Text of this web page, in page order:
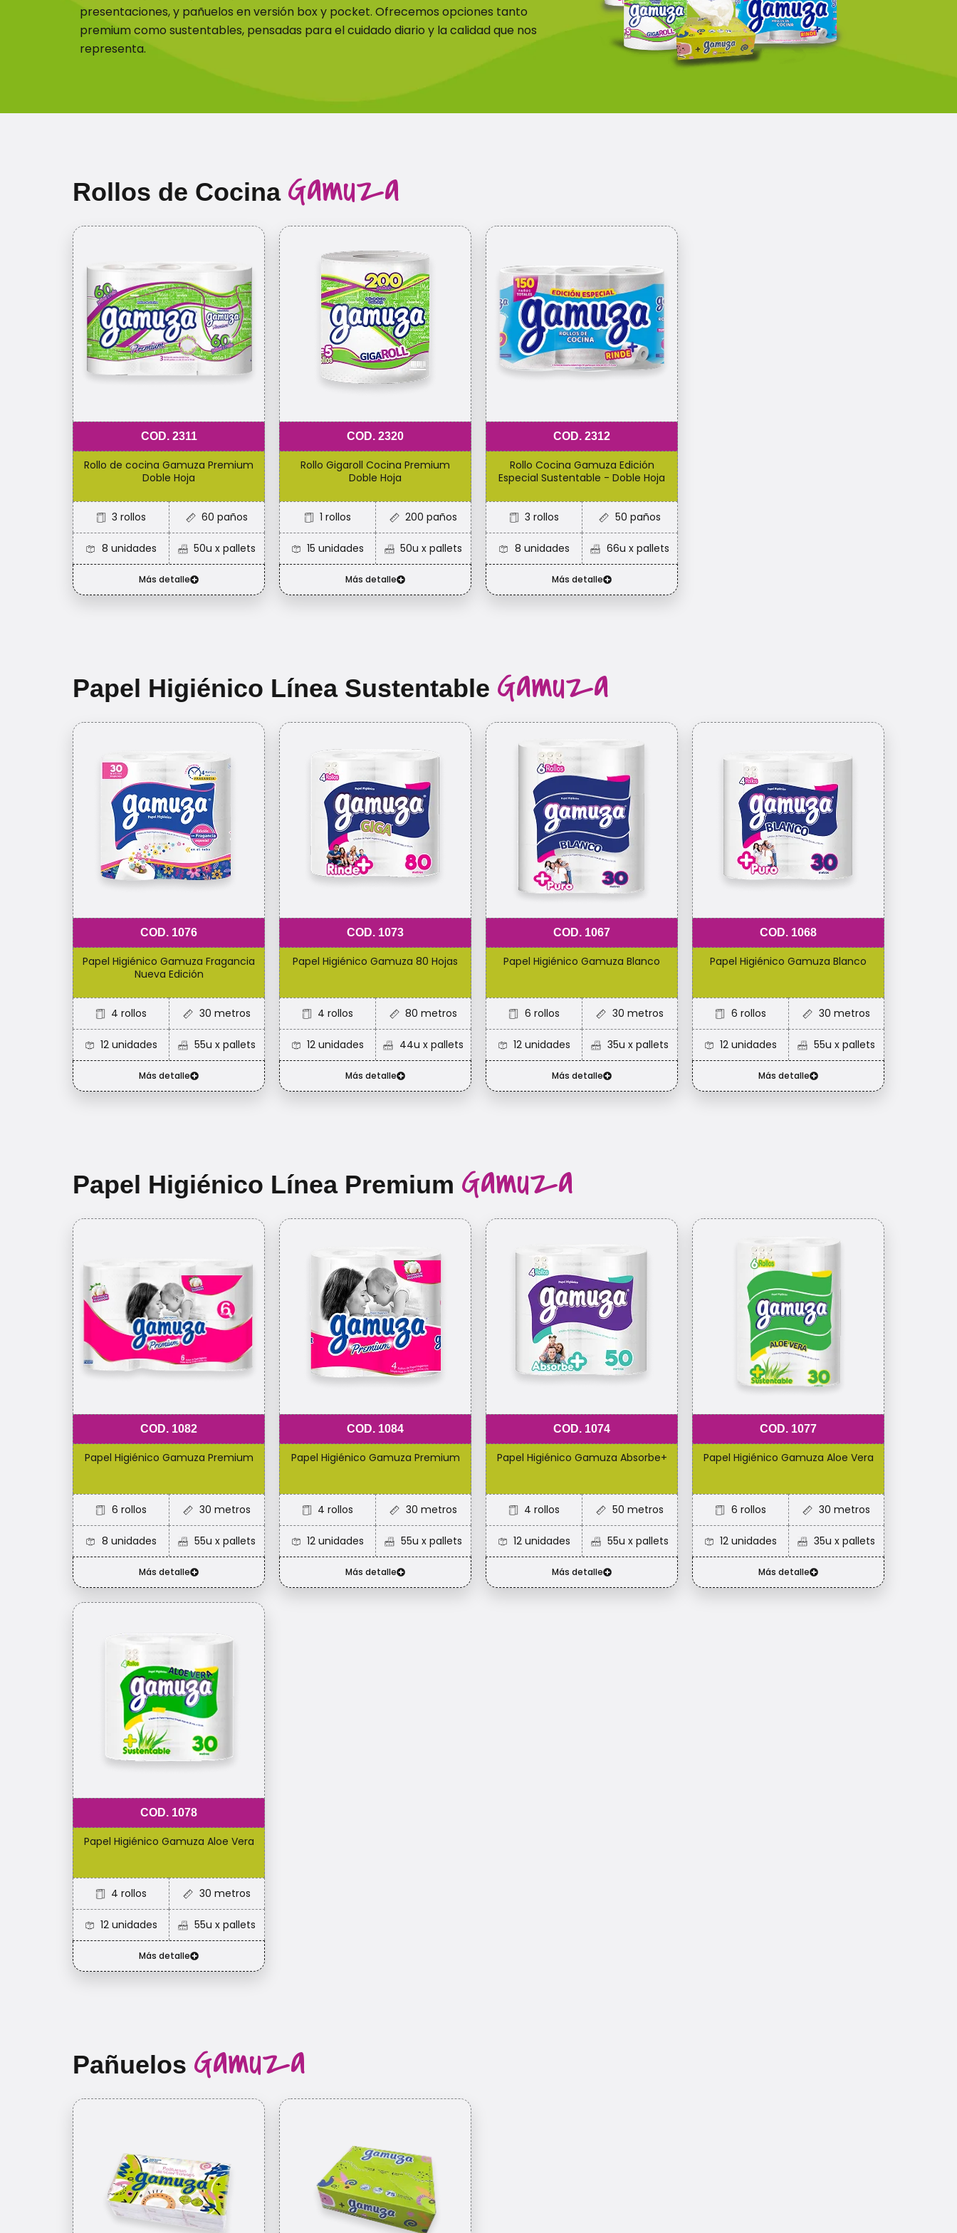
presentaciones, y pañuelos en versión box y pocket. Ofrecemos opciones tanto
premium como sustentables, pensadas para el cuidado diario y la calidad que nos
representa.
Rollos de Cocina Gamuza
COD. 2311
Rollo de cocina Gamuza Premium
Doble Hoja
3 rollos​ 60 paños​
8 unidades 50u x pallets
Más detalle
COD. 2320
Rollo Gigaroll Cocina Premium
Doble Hoja
1 rollos 200 paños​
15 unidades 50u x pallets
Más detalle
COD. 2312
Rollo Cocina Gamuza Edición
Especial Sustentable - Doble Hoja
3 rollos 50 paños​
8 unidades 66u x pallets
Más detalle
Papel Higiénico Línea Sustentable Gamuza
COD. 1076
Papel Higiénico Gamuza Fragancia
Nueva Edición
4 rollos​ 30 metros
12 unidades 55u x pallets
Más detalle
COD. 1073
Papel Higiénico Gamuza 80 Hojas
4 rollos 80 metros
12 unidades 44u x pallets
Más detalle
COD. 1067
Papel Higiénico Gamuza Blanco
6 rollos 30 metros
12 unidades 35u x pallets
Más detalle
COD. 1068
Papel Higiénico Gamuza Blanco
6 rollos 30 metros
12 unidades 55u x pallets
Más detalle
Papel Higiénico Línea Premium Gamuza
COD. 1082
Papel Higiénico Gamuza Premium
6 rollos​ 30 metros
8 unidades 55u x pallets
Más detalle
COD. 1084
Papel Higiénico Gamuza Premium
4 rollos 30 metros
12 unidades 55u x pallets
Más detalle
COD. 1074
Papel Higiénico Gamuza Absorbe+
4 rollos 50 metros
12 unidades 55u x pallets
Más detalle
COD. 1077
Papel Higiénico Gamuza Aloe Vera
6 rollos 30 metros
12 unidades 35u x pallets
Más detalle
COD. 1078
Papel Higiénico Gamuza Aloe Vera
4 rollos 30 metros
12 unidades 55u x pallets
Más detalle
Pañuelos Gamuza